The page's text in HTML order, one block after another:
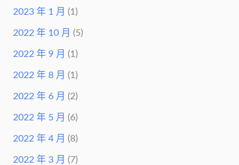
2023 年 1 月 (1)
2022 年 10 月 (5)
2022 年 9 月 (1)
2022 年 8 月 (1)
2022 年 6 月 (2)
2022 年 5 月 (6)
2022 年 4 月 (8)
2022 年 3 月 (7)